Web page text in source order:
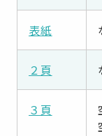
表紙
２頁
３頁